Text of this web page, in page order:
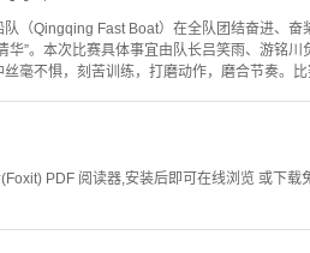
（Qingqing Fast Boat）在全队团结奋进、奋
”。本次比赛具体事宜由队长吕笑雨、游铭
毫不惧，刻苦训练，打磨动作，磨合节奏。
PDF 阅读器,安装后即可在线浏览 或下